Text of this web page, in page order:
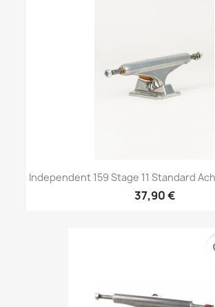
Independent 159 Stage 11 Standard
37,90 €